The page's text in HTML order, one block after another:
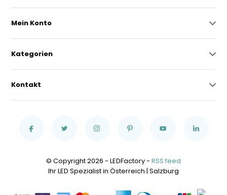
Mein Konto
Kategorien
Kontakt
© Copyright 2026 - LEDFactory - RSS feed
Ihr LED Spezialist in Österreich | Salzburg